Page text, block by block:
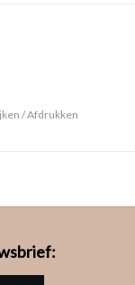
/Afdrukken